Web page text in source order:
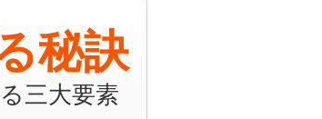
秘訣
三大要素